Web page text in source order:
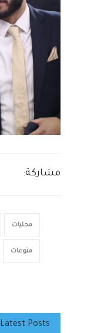
مشاركة:
محليات
منوعات
Latest Posts